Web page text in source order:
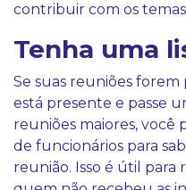
contribuir com os
Tenha uma
Se suas reuniões
está presente e passe
reuniões maiores, você
de funcionários para
reunião. Isso é útil para